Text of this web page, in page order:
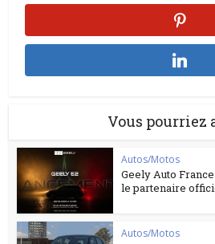
Vous pourriez
Autos/Motos
Geely Auto
le partenaire
Autos/Motos